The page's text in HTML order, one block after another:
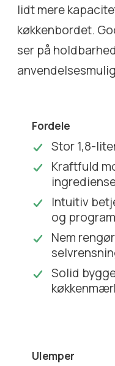
lidt mere
køkkenbordet.
ser på
Fordele
Stor 1,8-
Kraftfuld
Intuitiv
og
Nem
Solid
Ulemper